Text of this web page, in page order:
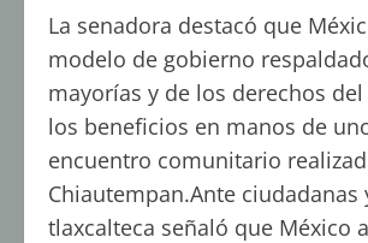
La senadora destacó que
modelo de gobierno
mayorías y de los derechos
los beneficios en manos de
encuentro comunitario
Chiautempan.Ante
tlaxcalteca señaló que México